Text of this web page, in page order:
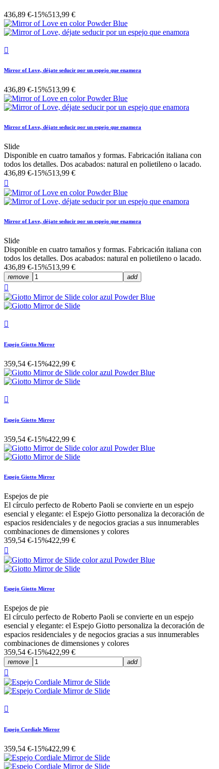
436,89 €-15%513,99 €

Mirror of Love, déjate seducir por un espejo que enamora
436,89 €-15%513,99 €
Mirror of Love, déjate seducir por un espejo que enamora
Slide
Disponible en cuatro tamaños y formas. Fabricación italiana con
todos los detalles. Dos acabados: natural en polietileno o lacado.
436,89 €-15%513,99 €

Mirror of Love, déjate seducir por un espejo que enamora
Slide
Disponible en cuatro tamaños y formas. Fabricación italiana con
todos los detalles. Dos acabados: natural en polietileno o lacado.
436,89 €-15%513,99 €
remove add


Espejo Giotto Mirror
359,54 €-15%422,99 €

Espejo Giotto Mirror
359,54 €-15%422,99 €
Espejo Giotto Mirror
Espejos de pie
El círculo perfecto de Roberto Paoli se convierte en un espejo
esencial y elegante: el Espejo Giotto personaliza la decoración de
espacios residenciales y de negocios gracias a sus innumerables
combinaciones de dimensiones y colores
359,54 €-15%422,99 €

Espejo Giotto Mirror
Espejos de pie
El círculo perfecto de Roberto Paoli se convierte en un espejo
esencial y elegante: el Espejo Giotto personaliza la decoración de
espacios residenciales y de negocios gracias a sus innumerables
combinaciones de dimensiones y colores
359,54 €-15%422,99 €
remove add


Espejo Cordiale Mirror
359,54 €-15%422,99 €